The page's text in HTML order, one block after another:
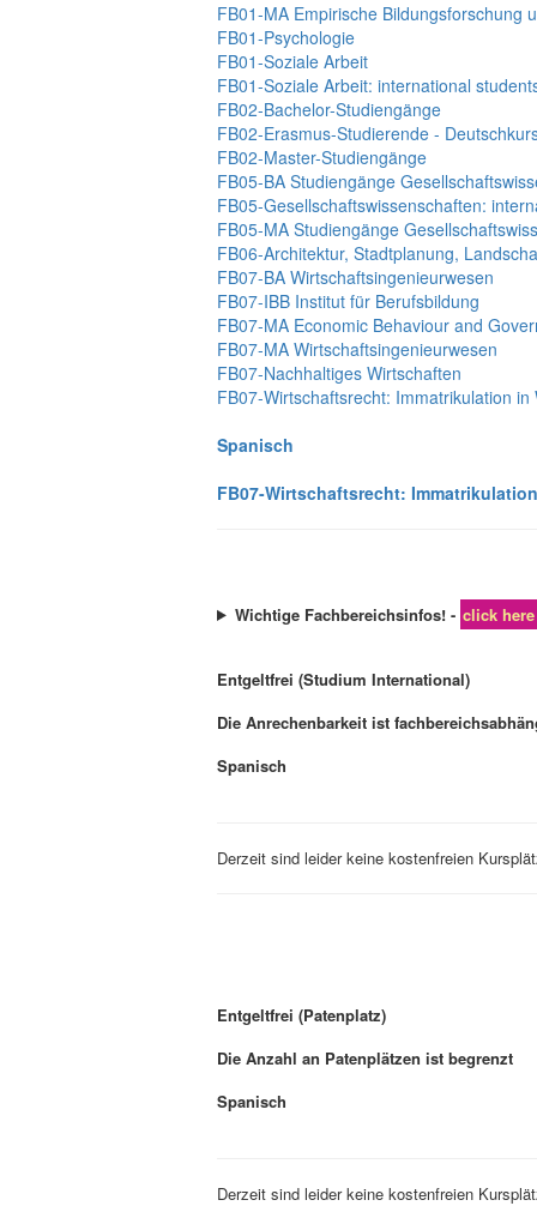
FB01-MA Empirische Bildungsforschung
FB01-Psychologie
FB01-Soziale Arbeit
FB01-Soziale Arbeit: international
FB02-Bachelor-Studiengänge
FB02-Erasmus-Studierende -
FB02-Master-Studiengänge
FB05-BA Studiengänge
FB05-Gesellschaftswissenschaften:
FB05-MA Studiengänge
FB06-Architektur, Stadtplanung,
FB07-BA Wirtschaftsingenieurwesen
FB07-IBB Institut für Berufsbildung
FB07-MA Economic Behaviour and
FB07-MA Wirtschaftsingenieurwesen
FB07-Nachhaltiges Wirtschaften
FB07-Wirtschaftsrecht: Immatrikulation
Spanisch
FB07-Wirtschaftsrecht:
Wichtige Fachbereichsinfos! - click here
Entgeltfrei (Studium International)
Die Anrechenbarkeit ist
Spanisch
Derzeit sind leider keine kostenfreien
Entgeltfrei (Patenplatz)
Die Anzahl an Patenplätzen ist begrenzt
Spanisch
Derzeit sind leider keine kostenfreien